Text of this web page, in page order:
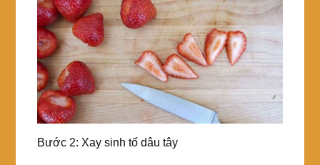
Bước 2: Xay sinh tố dâu tây